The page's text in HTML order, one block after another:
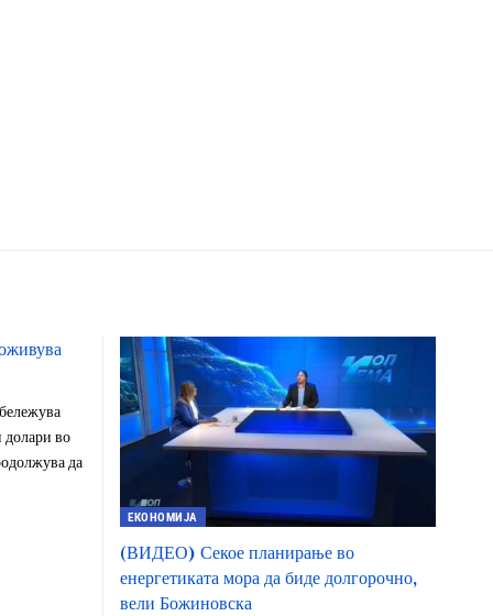
долари во
да
ЕКОНОМИЈА
(ВИДЕО) Секое планирање во
енергетиката мора да биде долгорочно,
вели Божиновска